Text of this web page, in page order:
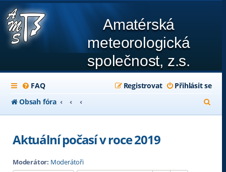
Amatérská
meteorologická
společnost, z.s.
FAQ Přihlásit se
Registrovat
Obsah fóra
l
Aktuální počasí v roce 2019
Moderátor: Moderátoři